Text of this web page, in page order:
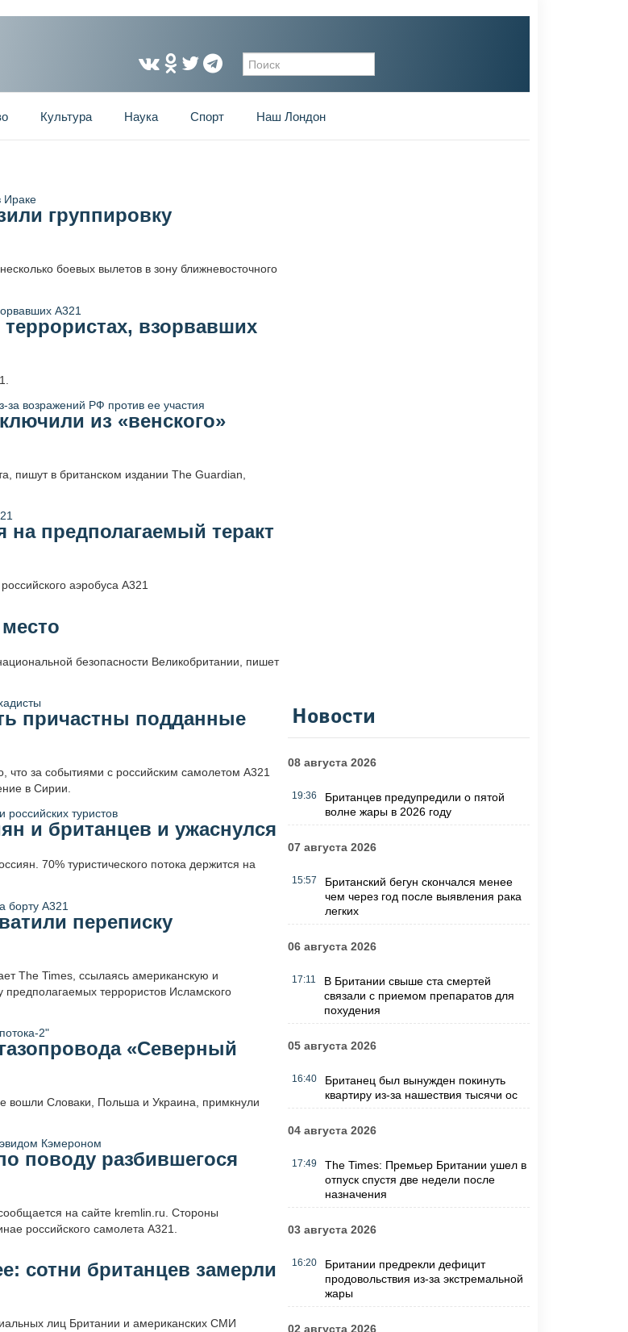
Форма поиска
Культура Наука Спорт Наш Лондон
группировку
боевых вылетов в зону ближневосточного
взорвавших
из «венского»
пишут в британском издании The Guardian,
предполагаемый теракт
аэробуса А321
безопасности Великобритании, пишет
причастны подданные
за событиями с российским самолетом А321
в Сирии.
и британцев и ужаснулся
70% туристического потока держится на
переписку
The Times, ссылаясь американскую и
предполагаемых террористов Исламского
«Северный
вошли Словаки, Польша и Украина, примкнули
поводу разбившегося
на сайте kremlin.ru. Стороны
российского самолета А321.
сотни британцев замерли
лиц Британии и американских СМИ
Новости
08 августа 2026
19:36
Британцев предупредили о пятой
волне жары в 2026 году
07 августа 2026
15:57
Британский бегун скончался менее
чем через год после выявления рака
легких
06 августа 2026
17:11
В Британии свыше ста смертей
связали с приемом препаратов для
похудения
05 августа 2026
16:40
Британец был вынужден покинуть
квартиру из-за нашествия тысячи ос
04 августа 2026
17:49
The Times: Премьер Британии ушел в
отпуск спустя две недели после
назначения
03 августа 2026
16:20
Британии предрекли дефицит
продовольствия из-за экстремальной
жары
02 августа 2026